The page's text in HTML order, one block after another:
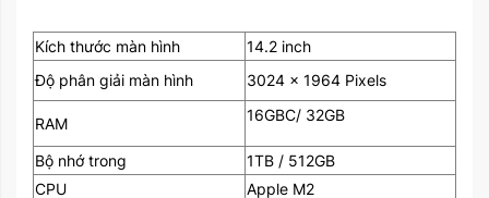
Kích thước màn hình
14.2 inch
Độ phân giải màn hình
3024 x 1964 Pixels
RAM 16GBC/ 32GB
Bộ nhớ trong
1TB / 512GB
CPU
Apple M2